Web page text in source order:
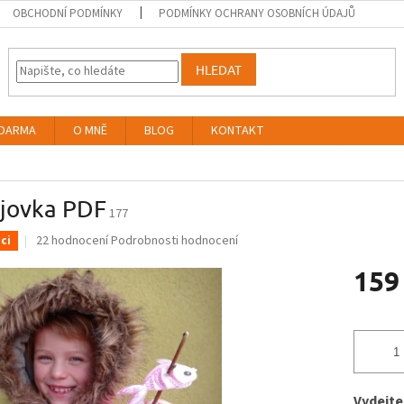
OBCHODNÍ PODMÍNKY PODMÍNKY OCHRANY OSOBNÍCH ÚDAJŮ
HLEDAT
O MNĚ BLOG
KONTAKT
PDF177
Průměrné
produktu
je
5,0
z
5
hvězdiček.
22 hodnoceníPodrobnosti hodnocení
cena: